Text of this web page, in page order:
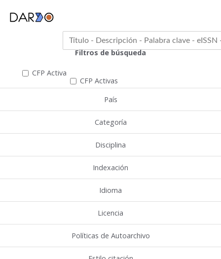
CFP Activas
Filtros de búsqueda
CFP Activa
País
Categoría
Disciplina
Indexación
Idioma
Licencia
Políticas de Autoarchivo